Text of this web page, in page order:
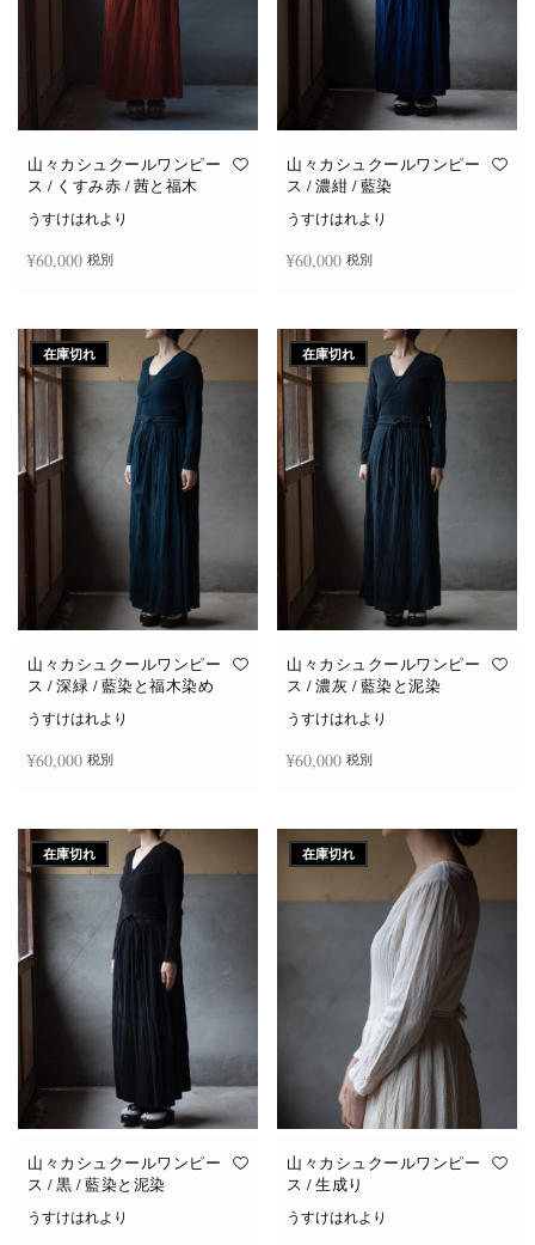
山々カシュクールワンピー
ス / くすみ赤 / 茜と福木
うすけはれより
¥60,000 税別
山々カシュクールワンピー
ス / 濃紺 / 藍染
うすけはれより
¥60,000 税別
在庫切れ
山々カシュクールワンピー
ス / 深緑 / 藍染と福木染め
うすけはれより
¥60,000 税別
在庫切れ
山々カシュクールワンピー
ス / 濃灰 / 藍染と泥染
うすけはれより
¥60,000 税別
在庫切れ
山々カシュクールワンピー
ス / 黒 / 藍染と泥染
うすけはれより
在庫切れ
山々カシュクールワンピー
ス / 生成り
うすけはれより